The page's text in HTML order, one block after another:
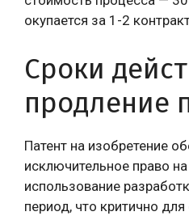
окупается за 1-2
Сроки
продление
Патент на изобретение
исключительное право
использование
период, что критично для